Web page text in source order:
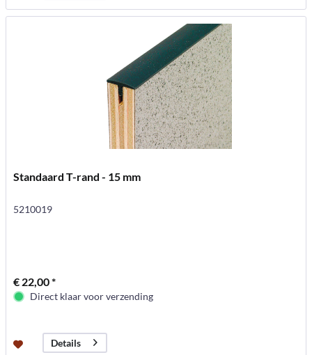
Standaard T-rand - 15 mm
5210019
€ 22,00 *
Direct klaar voor verzending
Details